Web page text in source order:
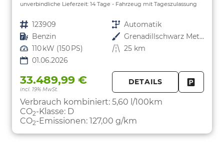
unverbindliche Lieferzeit: 14 Tage Fahrzeug mit Tageszulassung
Fahrzeugnr. 123909 Getriebe Automatik
Kraftstoff Benzin Außenfarbe
Grenadillschwarz Metallic
Leistung 110 kW (150 PS) Kilometerstand 25 km
01.06.2026
33.489,99 €
incl. 19% MwSt.
DETAILS
Verbrauch kombiniert: 5,60 l/100km
CO2-Klasse: D
CO2-Emissionen: 127,00 g/km